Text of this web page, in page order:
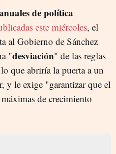
de política
este miércoles, el
al Gobierno de Sánchez
"desviación" de las reglas
que abriría la puerta a un
y le exige "garantizar que el
máximas de crecimiento